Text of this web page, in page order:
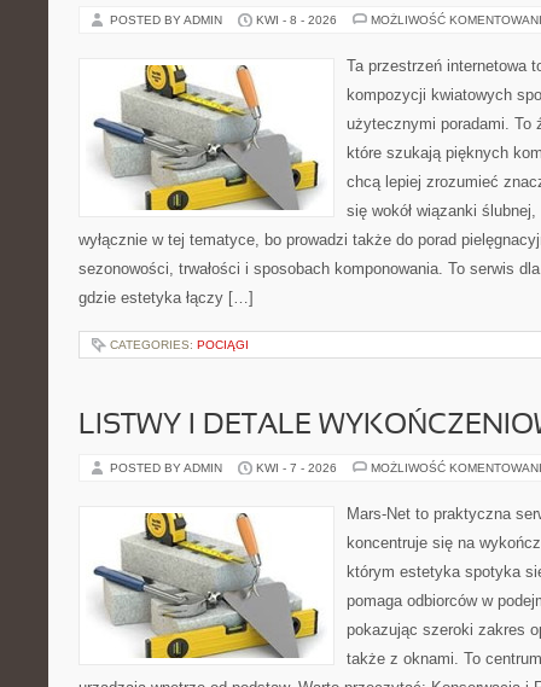
POSTED BY ADMIN KWI - 8 - 2026 MOŻLIWOŚĆ
Ta przestrzeń internetowa
kompozycji kwiatowych
użytecznymi poradami. To
które szukają pięknych
chcą lepiej zrozumieć
się wokół wiązanki
wyłącznie w tej tematyce, bo prowadzi także do porad
sezonowości, trwałości i sposobach komponowania. To serwis
gdzie estetyka łączy […]
CATEGORIES: POCIĄGI
LISTWY I DETALE
POSTED BY ADMIN KWI - 7 - 2026 MOŻLIWOŚĆ
Mars-Net to praktyczna
koncentruje się na
którym estetyka spotyka
pomaga odbiorców w
pokazując szeroki zakres
także z oknami. To